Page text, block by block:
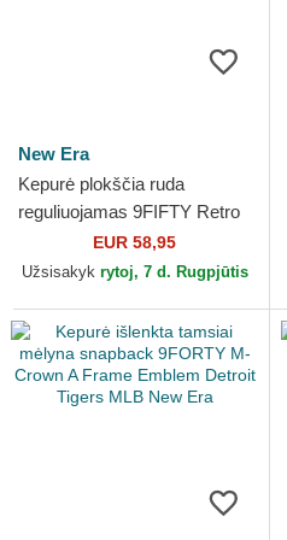
New Era
Kepurė plokščia ruda
reguliuojamas 9FIFTY Retro
Crown Wool Pinstripe Detroit
Tigers MLB New Era
EUR 58,95
Užsisakyk rytoj, 7 d. Rugpjūtis